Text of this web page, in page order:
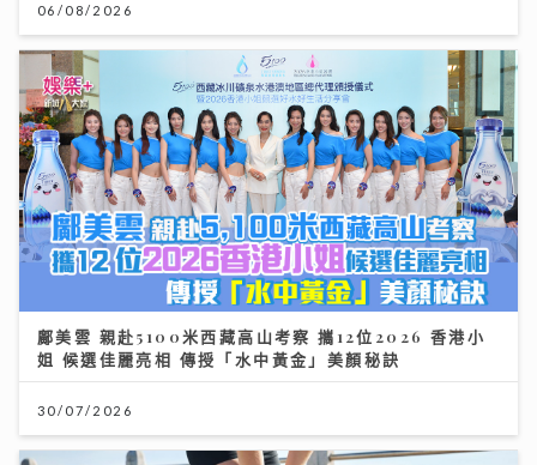
06/08/2026
鄺美雲 親赴5100米西藏高山考察 攜12位2026 香港小
姐 候選佳麗亮相 傳授「水中黃金」美顏秘訣
30/07/2026